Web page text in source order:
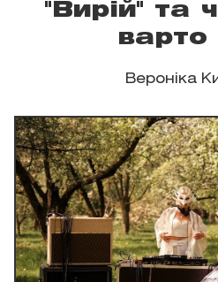
"Вирій" та
варто
Вероніка